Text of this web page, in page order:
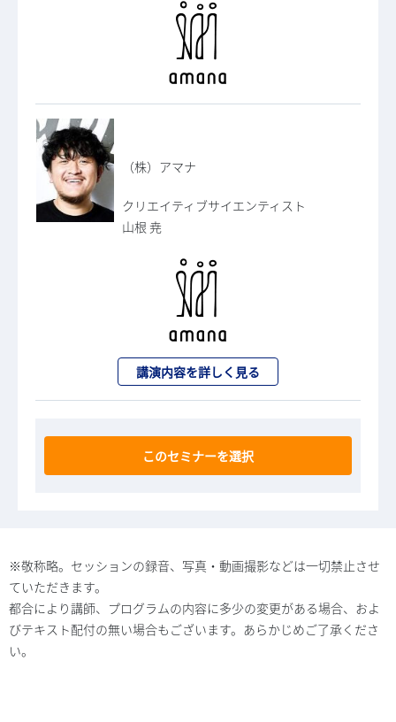
（株）アマナ
クリエイティブサイエンティスト
山根 尭
講演内容を詳しく見る
このセミナーを選択
※敬称略。セッションの録音、写真・動画撮影などは一切禁止させ
ていただきます。
都合により講師、プログラムの内容に多少の変更がある場合、およ
びテキスト配付の無い場合もございます。あらかじめご了承くださ
い。